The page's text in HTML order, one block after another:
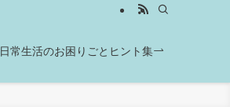
日常生活のお困りごとヒント集